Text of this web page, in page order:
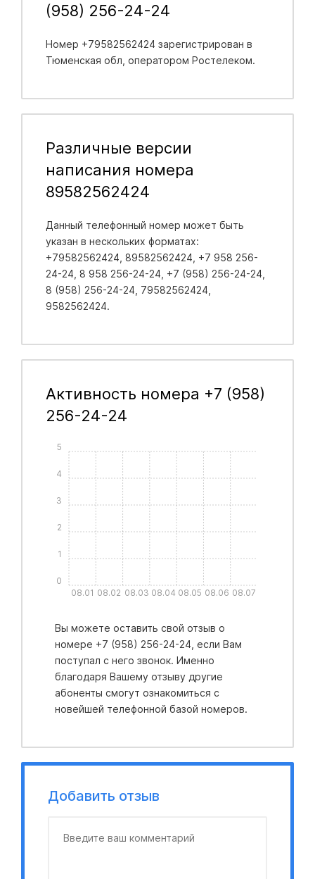
(958) 256-24-24
Номер +79582562424 зарегистрирован в
Тюменская обл , оператором Ростелеком.
Различные версии
написания номера
89582562424
Данный телефонный номер может быть
указан в нескольких форматах:
+79582562424, 89582562424, +7 958 256-
24-24, 8 958 256-24-24, +7 (958) 256-24-24,
8 (958) 256-24-24, 79582562424,
9582562424.
Активность номера +7 (958)
256-24-24
08.01 08.02 08.03 08.04 08.05 08.06 08.07
0
1
2
3
4
5
Вы можете оставить свой отзыв о
номере +7 (958) 256-24-24, если Вам
поступал с него звонок. Именно
благодаря Вашему отзыву другие
абоненты смогут ознакомиться с
новейшей телефонной базой номеров.
Добавить отзыв